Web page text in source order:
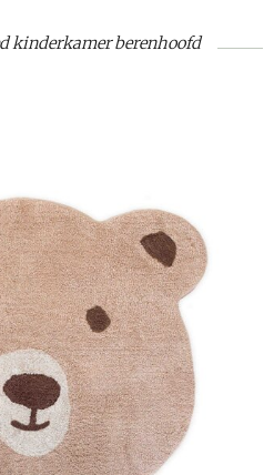
kinderkamer berenhoofd